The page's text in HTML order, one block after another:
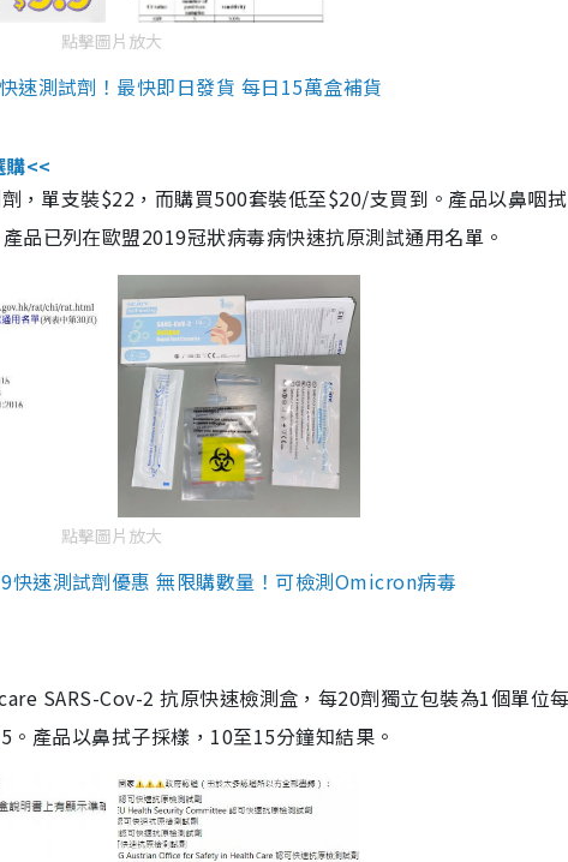
點擊圖片放大
速測試劑！最快即日發貨 每日15萬盒補貨
購<<
，單支裝$22，而購買500套裝低至$20/支買到。產品以鼻咽
品已列在歐盟2019冠狀病毒病快速抗原測試通用名單。
點擊圖片放大
快速測試劑優惠 無限購數量！可檢測Omicron病毒
SARS-Cov-2 抗原快速檢測盒，每20劑獨立包裝為1個單位
產品以鼻拭子採樣，10至15分鐘知結果。